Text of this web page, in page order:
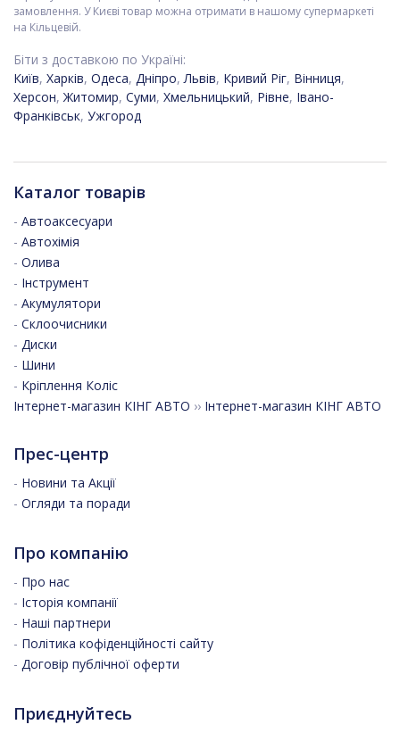
замовлення. У Києві товар можна отримати в нашому супермаркеті
на Кільцевій.
Біти з доставкою по Україні:
Київ, Харків, Одеса, Дніпро,Львів, Кривий Ріг, Вінниця,
Херсон,Житомир, Суми, Хмельницький, Рівне, Івано-
Франківськ, Ужгород
Каталог товарів
- Автоаксесуари
- Автохімія
- Олива
- Інструмент
- Акумулятори
- Склоочисники
- Диски
- Шини
- Кріплення Коліс
Інтернет-магазин КІНГ АВТО ›› Інтернет-магазин КІНГ АВТО
Прес-центр
- Новини та Акції
- Огляди та поради
Про компанію
- Про нас
- Історія компанії
- Наші партнери
- Політика кофіденційності сайту
- Договір публічної оферти
Приєднуйтесь